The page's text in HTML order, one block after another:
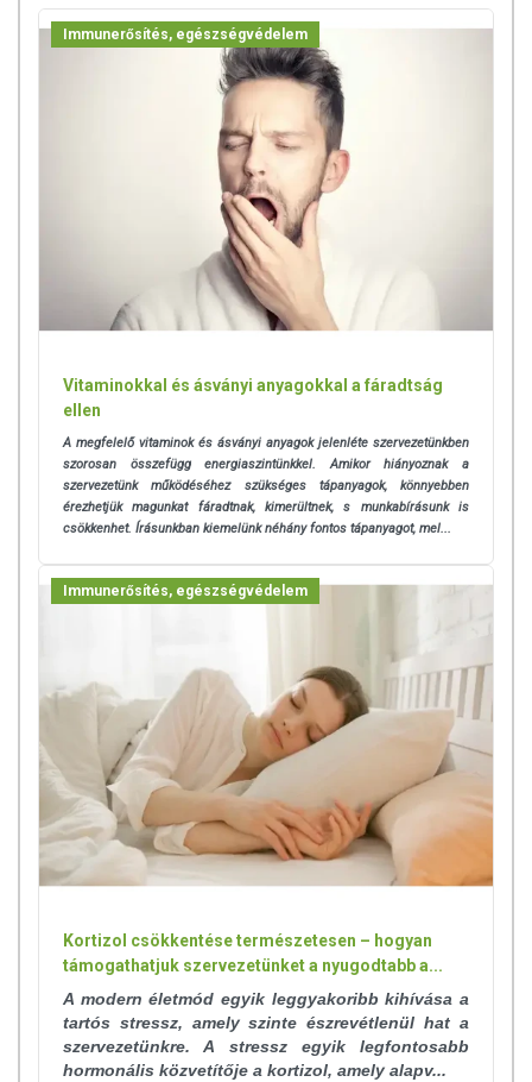
A termék nem helyettesíti a kiegyensúlyozott, vegyes étrendet és az
egészséges életmódot! A termék nem gyógyít betegségeket! A termék
nem az orvosi kezelés helyettesítésére alkalmas! Betegség esetén
használatát beszélje meg kezelőorvosával. Az ajánlott napi
fogyasztási mennyiséget ne lépje túl! Ne szedje a készítményt, ha az
összetevők bármelyikére érzékeny vagy allergiás! Kisgyermektől
Az étrend-kiegészítők az érvényben levő európai uniós szabályozás
szerint élelmiszereknek minősülnek, amelyek a hagyományos étrend
kiegészítését szolgálják, és koncentrált formában tartalmaznak
tápanyagokat. Bár az étrend-kiegészítők kedvező élettani hatással
készítményeknek betegséget megelőző vagy gyógyító hatást
tulajdonítani.
Immunerősítés, egészségvédelem
Vitaminokkal és ásványi anyagokkal a fáradtság
ellen
A megfelelő vitaminok és ásványi anyagok jelenléte szervezetünkben
szorosan összefügg energiaszintünkkel. Amikor hiányoznak a
szervezetünk működéséhez szükséges tápanyagok, könnyebben
érezhetjük magunkat fáradtnak, kimerültnek, s munkabírásunk is
csökkenhet. Írásunkban kiemelünk néhány fontos tápanyagot, mel...
Immunerősítés, egészségvédelem
Kortizol csökkentése természetesen – hogyan
támogathatjuk szervezetünket a nyugodtabb a...
A modern életmód egyik leggyakoribb kihívása a
tartós stressz, amely szinte észrevétlenül hat a
szervezetünkre. A stressz egyik legfontosabb
hormonális közvetítője a kortizol, amely alapv...